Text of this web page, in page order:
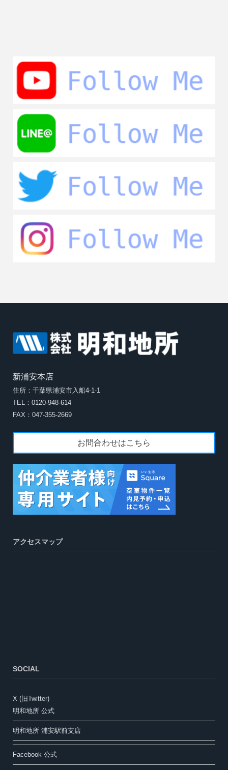
新浦安本店
住所：千葉県浦安市入船4-1-1
TEL：0120-948-614
FAX：047-355-2669
お問合わせはこちら
アクセスマップ
SOCIAL
X (旧Twitter)
明和地所 公式
明和地所 浦安駅前支店
Facebook 公式